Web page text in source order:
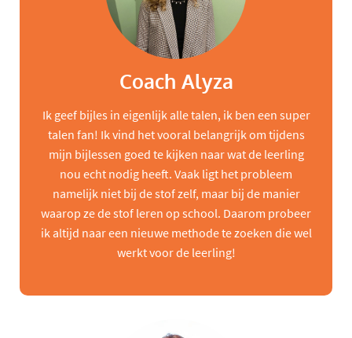
Coach Alyza
Ik geef bijles in eigenlijk alle talen, ik ben een super
talen fan! Ik vind het vooral belangrijk om tijdens
mijn bijlessen goed te kijken naar wat de leerling
nou echt nodig heeft. Vaak ligt het probleem
namelijk niet bij de stof zelf, maar bij de manier
waarop ze de stof leren op school. Daarom probeer
ik altijd naar een nieuwe methode te zoeken die wel
werkt voor de leerling!